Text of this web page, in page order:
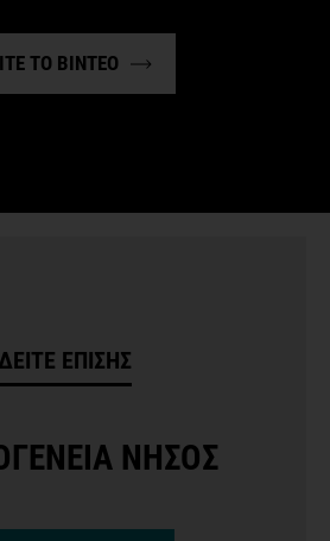
ΤΟ ΒΙΝΤΕΟ
ΔΕΙΤΕ ΕΠΙΣΗΣ
ΝΗΣΟΣ